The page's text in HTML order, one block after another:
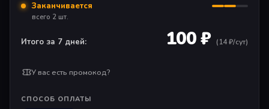
Заканчивается
всего 2 шт.
Итого за 7 дней: 100 ₽ (14₽/сут)
У вас есть промокод?
СПОСОБ ОПЛАТЫ